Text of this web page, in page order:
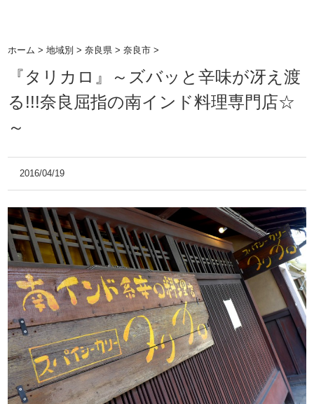
ホーム >地域別 >奈良県 >奈良市 >
『タリカロ』～ズバッと辛味が冴え渡
る!!!奈良屈指の南インド料理専門店☆
～
2016/04/19